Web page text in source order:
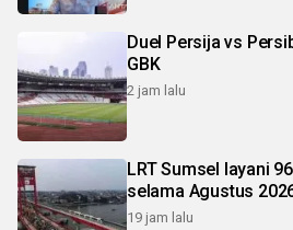
Duel Persija vs
GBK
2 jam lalu
LRT Sumsel layani
selama Agustus
19 jam lalu